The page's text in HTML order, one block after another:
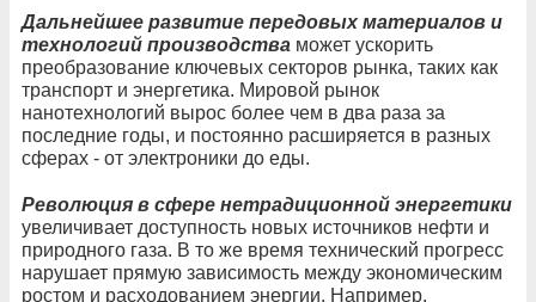
Дальнейшее развитие передовых материалов и
технологий производства может ускорить
преобразование ключевых секторов рынка, таких как
транспорт и энергетика. Мировой рынок
нанотехнологий вырос более чем в два раза за
последние годы, и постоянно расширяется в разных
сферах - от электроники до еды.
Революция в сфере нетрадиционной энергетики
увеличивает доступность новых источников нефти и
природного газа. В то же время технический прогресс
нарушает прямую зависимость между экономическим
ростом и расходованием энергии. Например,